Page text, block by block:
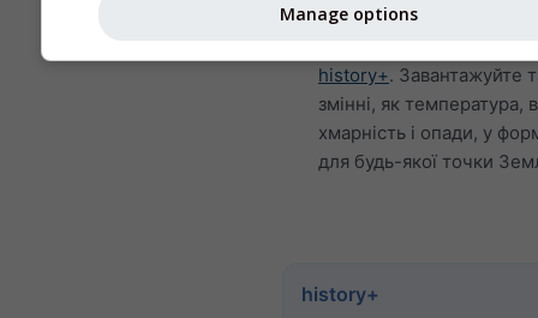
1940 року для 46.93°Пн
history+. Завантажуйте
змінні, як температура,
хмарність і опади, у
для будь-якої точки
history+
Manage options